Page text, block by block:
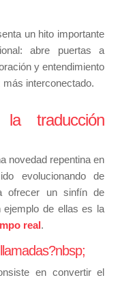
un hito importante
abre puertas a
y entendimiento
interconectado.
traducción
novedad repentina en
evolucionando de
ofrecer un sinfín de
ejemplo de ellas es la
real.
en convertir el